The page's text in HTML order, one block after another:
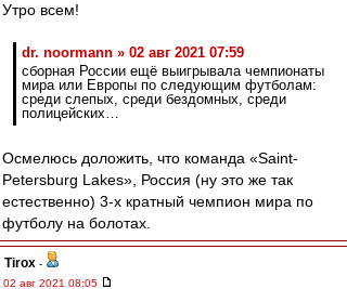
Утро всем!
dr. noormann » 02 авг 2021 07:59
сборная России ещё выигрывала чемпионаты
мира или Европы по следующим футболам:
среди слепых, среди бездомных, среди
полицейских…
Осмелюсь доложить, что команда «Saint-
Petersburg Lakes», Россия (ну это же так
естественно) 3-х кратный чемпион мира по
футболу на болотах.
Tirox -
02 авг 2021 08:05